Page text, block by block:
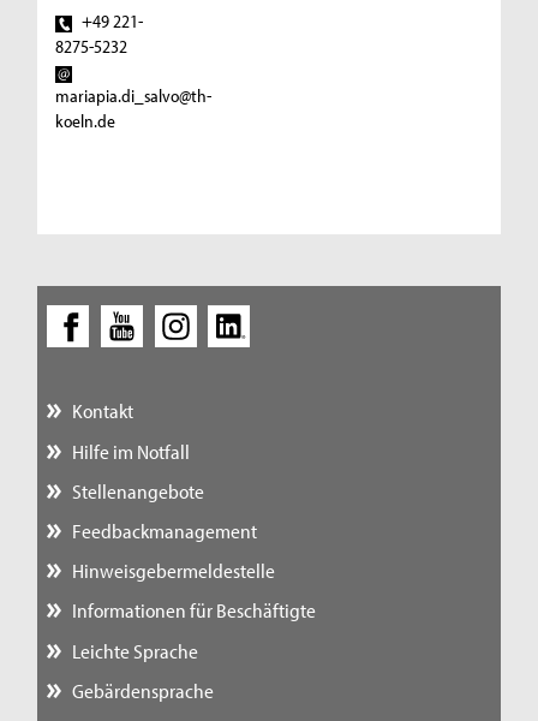
+49 221-
8275-5232
mariapia.di_salvo@th-
koeln.de
Kontakt
Hilfe im Notfall
Stellenangebote
Feedbackmanagement
Hinweisgebermeldestelle
Informationen für Beschäftigte
Leichte Sprache
Gebärdensprache